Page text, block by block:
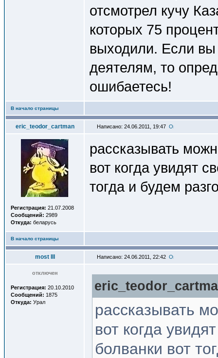
отсмотрел кучу
которых 75
выходили. Если вы
деятелям, то
ошибаетесь!
В начало страницы
eric_teodor_cartman Написано: 24.06.2011, 19:47
Регистрация: 21.07.2008
Сообщений: 2989
Откуда: беларусь
рассказывать
вот когда увидят
тогда и будем
В начало страницы
most III Написано: 24.06.2011, 22:42
отключен
Регистрация: 20.10.2010
Сообщений: 1875
Откуда: Урал
рассказывать
вот когда
болванки вот